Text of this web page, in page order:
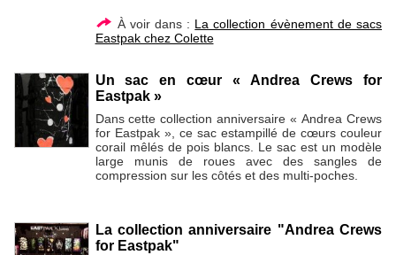
À voir dans : La collection évènement de sacs
Eastpak chez Colette
Un sac en cœur « Andrea Crews for
Eastpak »
Dans cette collection anniversaire « Andrea Crews
for Eastpak », ce sac estampillé de cœurs couleur
corail mêlés de pois blancs. Le sac est un modèle
large munis de roues avec des sangles de
compression sur les côtés et des multi-poches.
La collection anniversaire "Andrea Crews
for Eastpak"